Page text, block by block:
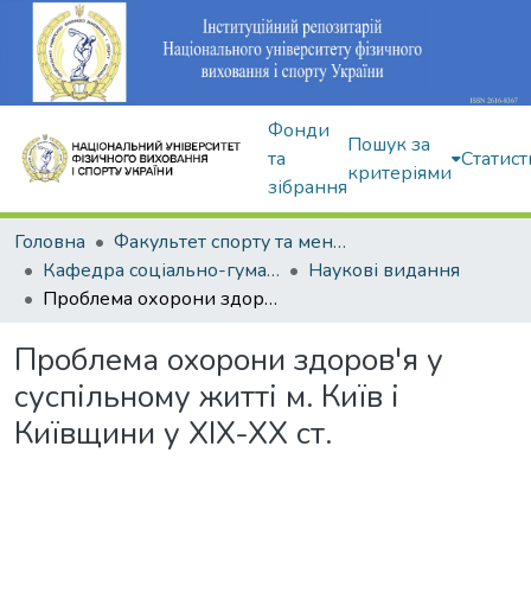
Фонди
та
зібрання
Пошук за
критеріями
Головна
Факультет спорту та менеджменту
Кафедра соціально-гуманітарних дисциплін
Наукові видання
Проблема охорони здоров'я у суспільному житті м. Київ і Київщини у XIX-XX ст.
Проблема охорони здоров'я у
суспільному житті м. Київ і
Київщини у XIX-XX ст.